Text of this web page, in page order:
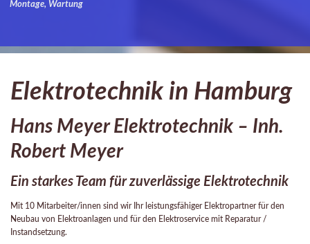
Montage, Wartung
Elektrotechnik in Hamburg
Hans Meyer Elektrotechnik – Inh.
Robert Meyer
Ein starkes Team für zuverlässige Elektrotechnik
Mit 10 Mitarbeiter/innen sind wir Ihr leistungsfähiger Elektropartner für den
Neubau von Elektroanlagen und für den Elektroservice mit Reparatur /
Instandsetzung.